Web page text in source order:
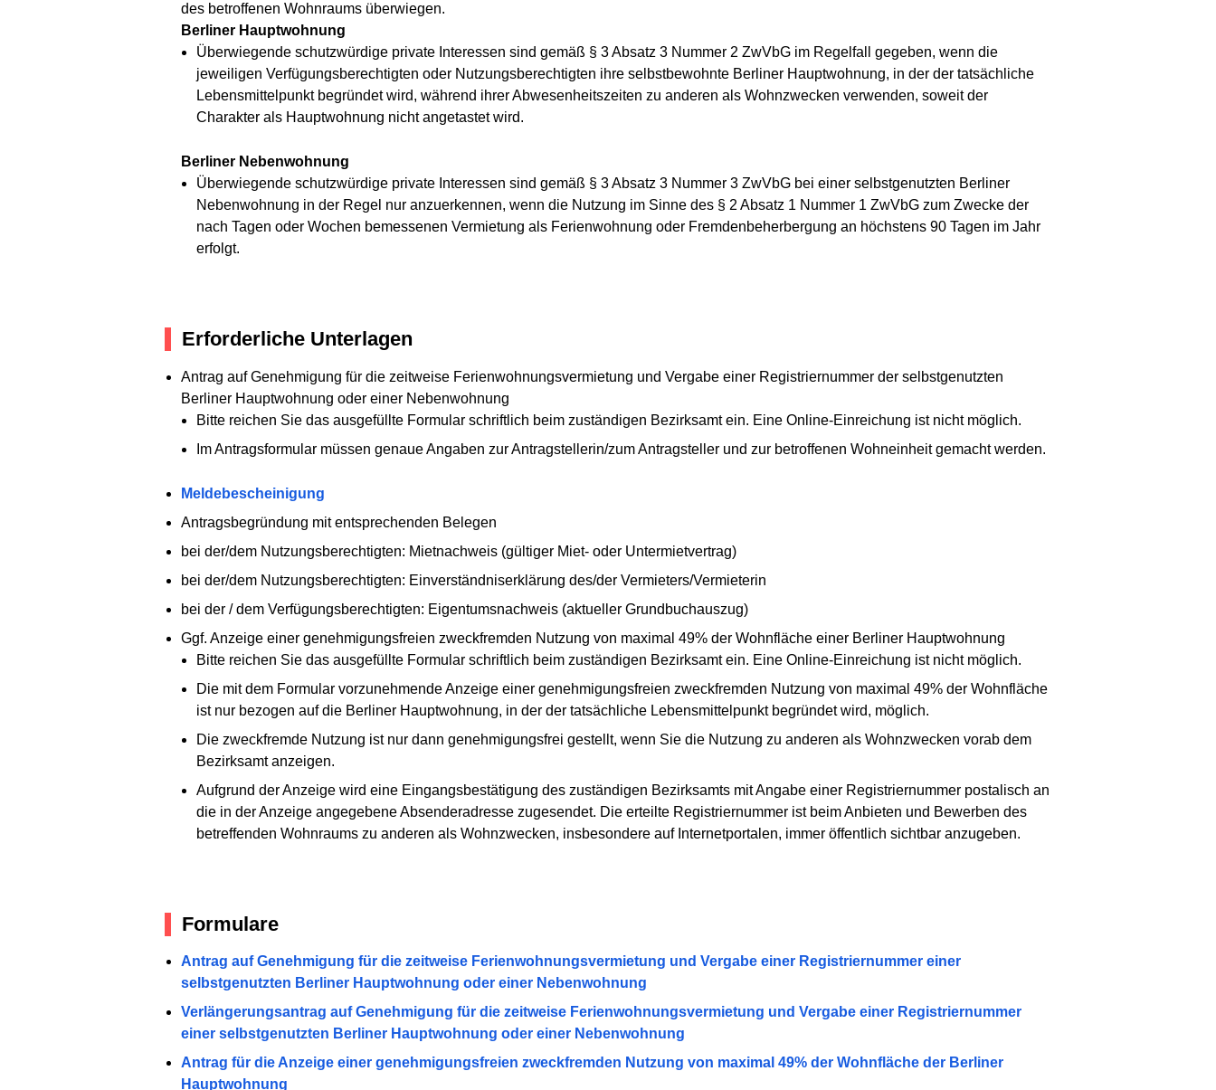
des betroffenen Wohnraums überwiegen.
Berliner Hauptwohnung
Überwiegende schutzwürdige private Interessen sind gemäß § 3 Absatz 3 Nummer 2 ZwVbG im Regelfall gegeben, wenn die
jeweiligen Verfügungsberechtigten oder Nutzungsberechtigten ihre selbstbewohnte Berliner Hauptwohnung, in der der tatsächliche
Lebensmittelpunkt begründet wird, während ihrer Abwesenheitszeiten zu anderen als Wohnzwecken verwenden, soweit der
Charakter als Hauptwohnung nicht angetastet wird.
Berliner Nebenwohnung
Überwiegende schutzwürdige private Interessen sind gemäß § 3 Absatz 3 Nummer 3 ZwVbG bei einer selbstgenutzten Berliner
Nebenwohnung in der Regel nur anzuerkennen, wenn die Nutzung im Sinne des § 2 Absatz 1 Nummer 1 ZwVbG zum Zwecke der
nach Tagen oder Wochen bemessenen Vermietung als Ferienwohnung oder Fremdenbeherbergung an höchstens 90 Tagen im Jahr
erfolgt.
Erforderliche Unterlagen
Antrag auf Genehmigung für die zeitweise Ferienwohnungsvermietung und Vergabe einer Registriernummer der selbstgenutzten
Berliner Hauptwohnung oder einer Nebenwohnung
Bitte reichen Sie das ausgefüllte Formular schriftlich beim zuständigen Bezirksamt ein. Eine Online-Einreichung ist nicht möglich.
Im Antragsformular müssen genaue Angaben zur Antragstellerin/zum Antragsteller und zur betroffenen Wohneinheit gemacht werden.
Meldebescheinigung
Antragsbegründung mit entsprechenden Belegen
bei der/dem Nutzungsberechtigten: Mietnachweis (gültiger Miet- oder Untermietvertrag)
bei der/dem Nutzungsberechtigten: Einverständniserklärung des/der Vermieters/Vermieterin
bei der / dem Verfügungsberechtigten: Eigentumsnachweis (aktueller Grundbuchauszug)
Ggf. Anzeige einer genehmigungsfreien zweckfremden Nutzung von maximal 49% der Wohnfläche einer Berliner Hauptwohnung
Bitte reichen Sie das ausgefüllte Formular schriftlich beim zuständigen Bezirksamt ein. Eine Online-Einreichung ist nicht möglich.
Die mit dem Formular vorzunehmende Anzeige einer genehmigungsfreien zweckfremden Nutzung von maximal 49% der Wohnfläche
ist nur bezogen auf die Berliner Hauptwohnung, in der der tatsächliche Lebensmittelpunkt begründet wird, möglich.
Die zweckfremde Nutzung ist nur dann genehmigungsfrei gestellt, wenn Sie die Nutzung zu anderen als Wohnzwecken vorab dem
Bezirksamt anzeigen.
Aufgrund der Anzeige wird eine Eingangsbestätigung des zuständigen Bezirksamts mit Angabe einer Registriernummer postalisch an
die in der Anzeige angegebene Absenderadresse zugesendet. Die erteilte Registriernummer ist beim Anbieten und Bewerben des
betreffenden Wohnraums zu anderen als Wohnzwecken, insbesondere auf Internetportalen, immer öffentlich sichtbar anzugeben.
Formulare
Antrag auf Genehmigung für die zeitweise Ferienwohnungsvermietung und Vergabe einer Registriernummer einer
selbstgenutzten Berliner Hauptwohnung oder einer Nebenwohnung
Verlängerungsantrag auf Genehmigung für die zeitweise Ferienwohnungsvermietung und Vergabe einer Registriernummer
einer selbstgenutzten Berliner Hauptwohnung oder einer Nebenwohnung
Antrag für die Anzeige einer genehmigungsfreien zweckfremden Nutzung von maximal 49% der Wohnfläche der Berliner
Hauptwohnung